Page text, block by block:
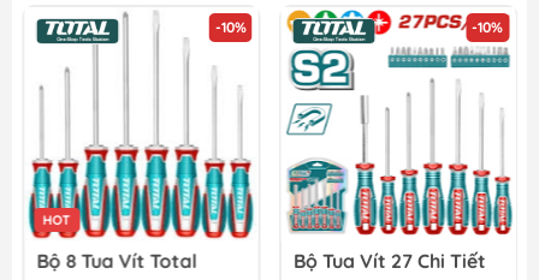
-10%
HOT
Bộ 8 Tua Vít Total
-10%
Bộ Tua Vít 27 Chi Tiết